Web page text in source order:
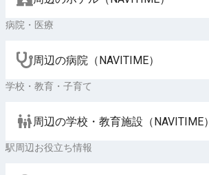
病院・医療
周辺の病院（NAVITIME）
学校・教育・子育て
周辺の学校・教育施設（NAVITIME）
駅周辺お役立ち情報